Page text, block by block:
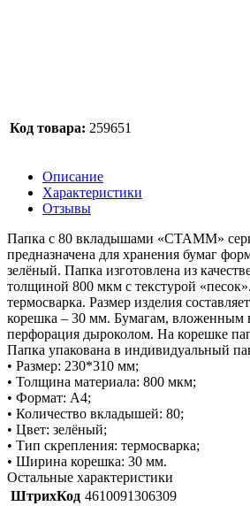
Код товара: 259651
Описание
Характеристики
Отзывы
Папка с 80 вкладышами «СТАММ»
предназначена для хранения бумаг
зелёный. Папка изготовлена из
толщиной 800 мкм с текстурой
термосварка. Размер изделия
корешка – 30 мм. Бумагам, вложенным
перфорация дыроколом. На корешке
Папка упакована в индивидуальный
• Размер: 230*310 мм;
• Толщина материала: 800 мкм;
• Формат: А4;
• Количество вкладышей: 80;
• Цвет: зелёный;
• Тип скрепления: термосварка;
• Ширина корешка: 30 мм.
Остальные характеристики
ШтрихКод 4610091306309